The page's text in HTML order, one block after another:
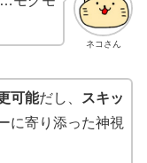
ネコさん
可能だし、
スキッ
に寄り添った神視